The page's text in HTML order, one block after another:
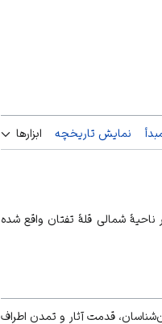
نمایش تاریخچه ابزارها
در ناحیهٔ شمالی قلهٔ تفتان واقع شده
قدمت آثار و تمدن اطراف